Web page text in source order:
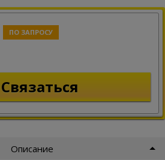
ПО ЗАПРОСУ
Связаться
Описание